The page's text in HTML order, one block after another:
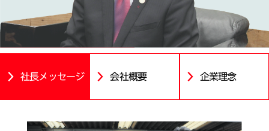
社長メッセージ 会社概要 企業理念